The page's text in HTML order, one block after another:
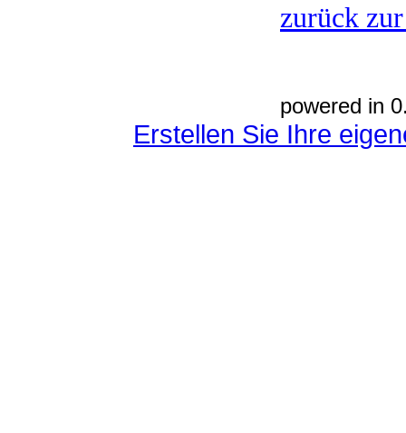
zurück
powered in
Erstellen Sie Ihre